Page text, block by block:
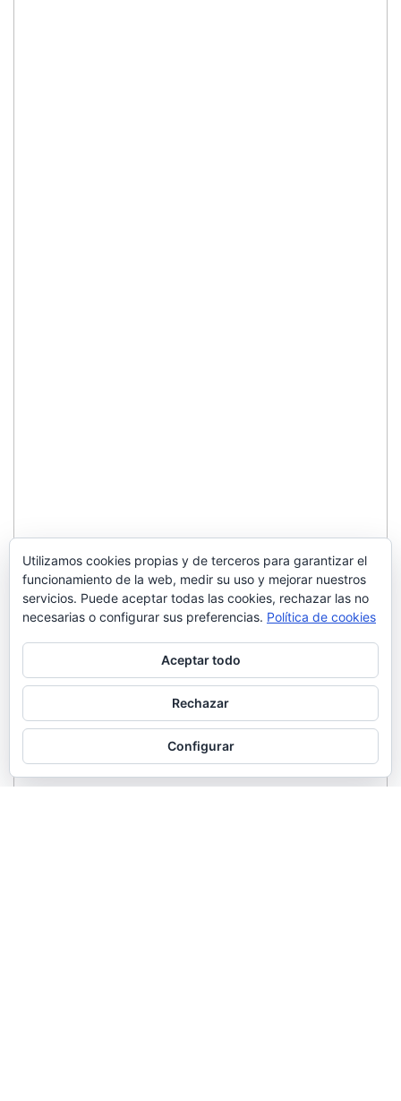
Utilizamos cookies propias y de terceros para garantizar el
funcionamiento de la web, medir su uso y mejorar nuestros
servicios. Puede aceptar todas las cookies, rechazar las no
necesarias o configurar sus preferencias. Política de cookies
Aceptar todo
Rechazar
Configurar